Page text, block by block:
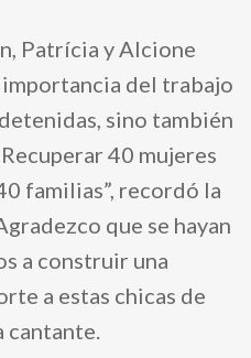
Patrícia y Alcione
del trabajo
sino también
40 mujeres
familias”, recordó la
que se hayan
a construir una
a estas chicas de
cantante.